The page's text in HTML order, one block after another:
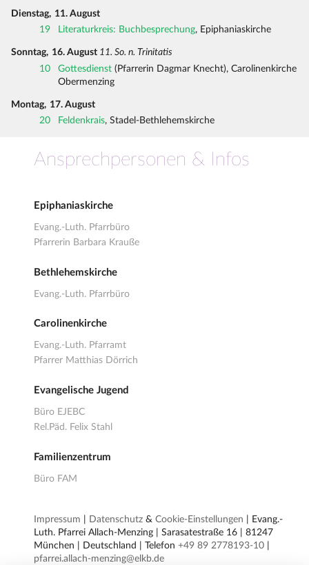
Dienstag, 11. August
19
Literaturkreis: Buchbesprechung, Epiphaniaskirche
Sonntag, 16. August 11. So. n. Trinitatis
10
Gottesdienst (Pfarrerin Dagmar Knecht), Carolinenkirche
Obermenzing
Montag, 17. August
20
Feldenkrais, Stadel-Bethlehemskirche
Ansprechpersonen & Infos
Epiphaniaskirche
Evang.-Luth. Pfarrbüro
Pfarrerin Barbara Krauße
Bethlehemskirche
Evang.-Luth. Pfarrbüro
Carolinenkirche
Evang.-Luth. Pfarramt
Pfarrer Matthias Dörrich
Evangelische Jugend
Büro EJEBC
Rel.Päd. Felix Stahl
Familienzentrum
Büro FAM
Impressum Datenschutz & Cookie-Einstellungen | Evang.-
Luth. Pfarrei Allach-Menzing | Sarasatestraße 16 | 81247
München | Deutschland | Telefon +49 89 2778193-10
pfarrei.allach-menzing@elkb.de